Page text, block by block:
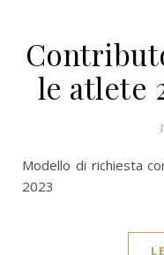
le atlete
Modello di richiesta contributo di maternità per le atlete
2023